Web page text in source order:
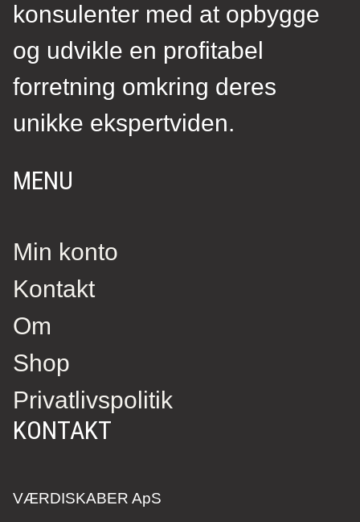
konsulenter med at opbygge
og udvikle en profitabel
forretning omkring deres
unikke ekspertviden.
MENU
Min konto
Kontakt
Om
Shop
Privatlivspolitik
KONTAKT
VÆRDISKABER ApS